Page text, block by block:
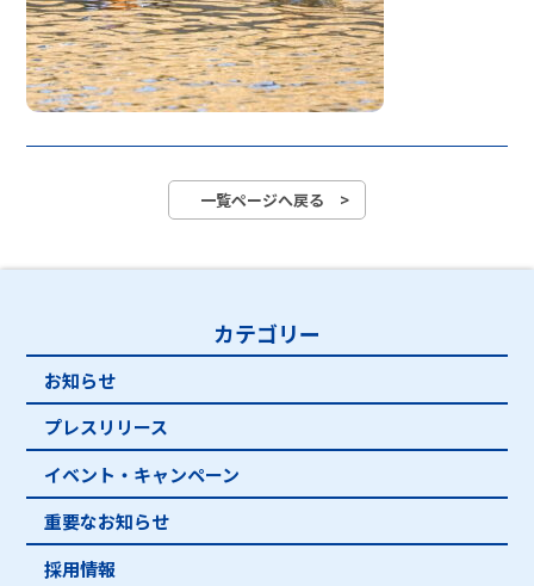
一覧ページへ戻る >
カテゴリー
お知らせ
プレスリリース
イベント・キャンペーン
重要なお知らせ
採用情報